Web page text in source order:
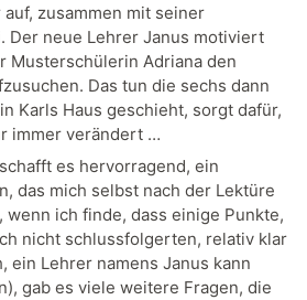
zusammen mit seiner
Der neue Lehrer Janus motiviert
Musterschülerin Adriana den
Das tun die sechs dann
Karls Haus geschieht, sorgt dafür,
immer verändert …
es hervorragend, ein
das mich selbst nach der Lektüre
wenn ich finde, dass einige Punkte,
nicht schlussfolgerten, relativ klar
ein Lehrer namens Janus kann
gab es viele weitere Fragen, die